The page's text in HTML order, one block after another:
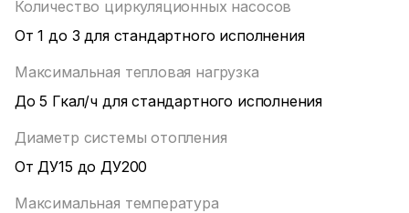
Количество циркуляционных насосов
От 1 до 3 для стандартного исполнения
Максимальная тепловая нагрузка
До 5 Гкал/ч для стандартного исполнения
Диаметр системы отопления
От ДУ15 до ДУ200
Максимальная температура